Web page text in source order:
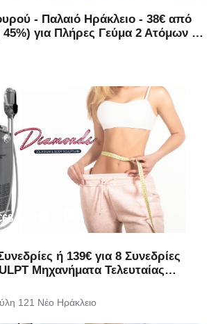
- Παλαιό Ηράκλειο - 38€ από
για Πλήρες Γεύμα 2 Ατόμων με
από την Παραδοσιακή
«Κουτουρού» στο Παλαιό
και Ζωντανή Μουσική!!!
ή 139€ για 8 Συνεδρίες
Μηχανήματα Τελευταίας
για μείωση λίπους και σύσφιξη
Νέο Ηράκλειο.
121 Νέο Ηράκλειο